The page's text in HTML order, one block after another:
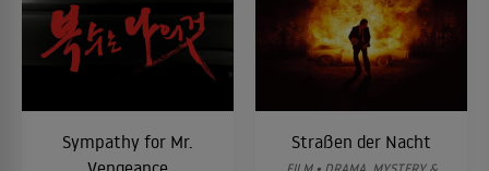
Sympathy for Mr.
Straßen der Nacht